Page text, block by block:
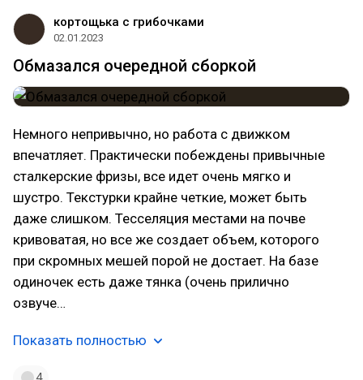
кортощька с грибочками
02.01.2023
Обмазался очередной сборкой
Немного непривычно, но работа с движком
впечатляет. Практически побеждены привычные
сталкерские фризы, все идет очень мягко и
шустро. Текстурки крайне четкие, может быть
даже слишком. Тесселяция местами на почве
кривоватая, но все же создает объем, которого
при скромных мешей порой не достает. На базе
одиночек есть даже тянка (очень прилично
озвуче…
Показать полностью